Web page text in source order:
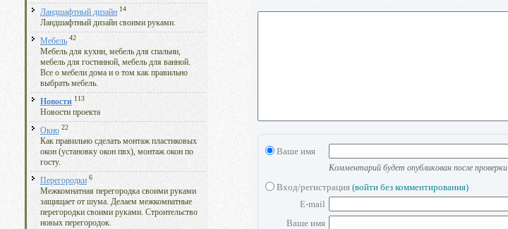
Ландшафтный дизайн 14
Ландшафтный дизайн своими руками.
Мебель 42
Мебель для кухни, мебель для спальни,
мебель для гостинной, мебель для ванной.
Все о мебели дома и о том как правильно
выбрать мебель.
Новости 113
Новости проекта
Окно 22
Как правильно сделать монтаж пластиковых
окон (установку окон пвх), монтаж окон по
госту.
Перегородки 6
Межкомнатная перегородка своими руками
защищает от шума. Делаем межкомнатные
перегородки своими руками. Строительство
новых перегородок.
Ваше имя
Комментарий будет опубликован после проверки
Вход/регистрация (войти без комментирования)
E-mail
Ваше имя